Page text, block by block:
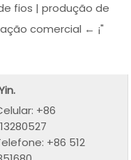
fios | produção de
comercial ← ¡"
+86
+86 512